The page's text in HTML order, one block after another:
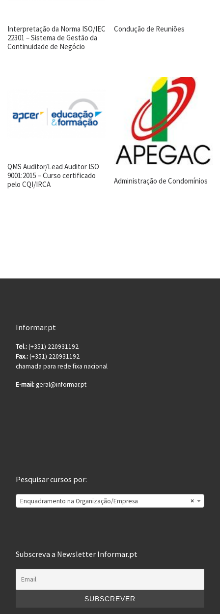
Interpretação da Norma ISO/IEC
22301 – Sistema de Gestão da
Continuidade de Negócio
Condução de Reuniões
QMS Auditor/Lead Auditor ISO
9001:2015 – Curso certificado
pelo CQI/IRCA
Administração de Condomínios
Informar.pt
Tel.:(+351) 220931192
Fax.:(+351) 220931192
chamada para rede fixa nacional
E-mail:geral@informar.pt
Pesquisar cursos por:
×
Enquadramento na Organização/Empresa
Subscreva a Newsletter Informar.pt